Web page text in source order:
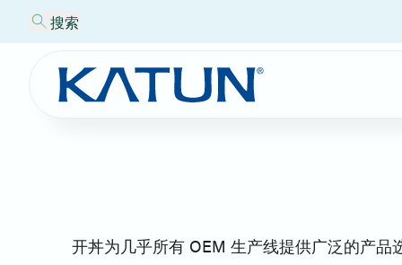
搜索
开丼为几乎所有 OEM 生产线提供广泛的产